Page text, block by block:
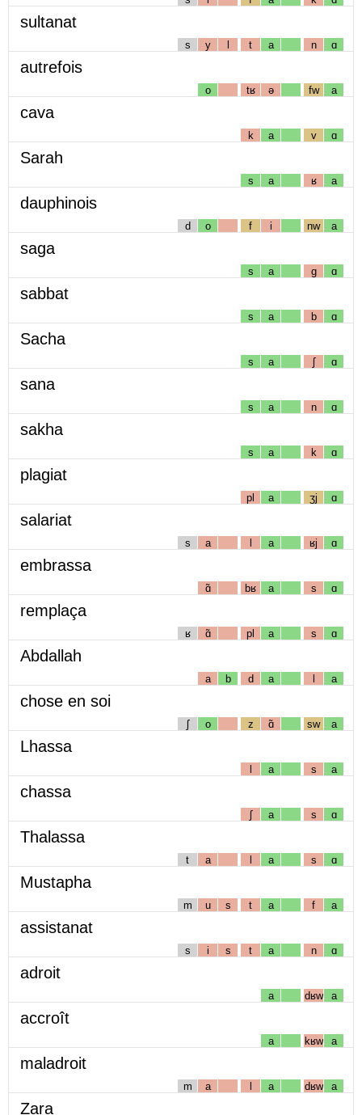
sultanat
s y l t a n ɑ
autrefois
o tʁ ə fw a
cava
k a v ɑ
Sarah
s a ʁ a
dauphinois
d o f i nw a
saga
s a g ɑ
sabbat
s a b ɑ
Sacha
s a ʃ ɑ
sana
s a n ɑ
sakha
s a k ɑ
plagiat
pl a ʒj ɑ
salariat
s a l a ʁj ɑ
embrassa
ɑ̃ bʁ a s ɑ
remplaça
ʁ ɑ̃ pl a s ɑ
Abdallah
a b d a l a
chose en soi
ʃ o z ɑ̃ sw a
Lhassa
l a s a
chassa
ʃ a s ɑ
Thalassa
t a l a s ɑ
Mustapha
m u s t a f a
assistanat
s i s t a n ɑ
adroit
a dʁw a
accroît
a kʁw a
maladroit
m a l a dʁw a
Zara